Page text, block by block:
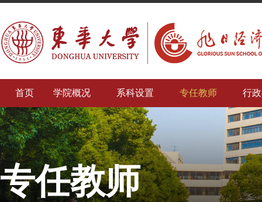
首页 学院概况 系科设置 专任教师 行
专任教师